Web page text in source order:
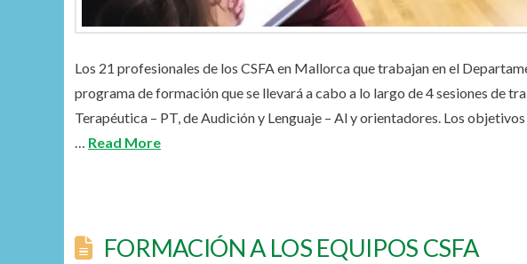
Los 21 profesionales de los CSFA en Mallorca que trabajan en el
programa de formación que se llevará a cabo a lo largo de 4 sesiones de
Terapéutica – PT, de Audición y Lenguaje – Al y orientadores. Los
… Read More
FORMACIÓN A LOS EQUIPOS CSFA